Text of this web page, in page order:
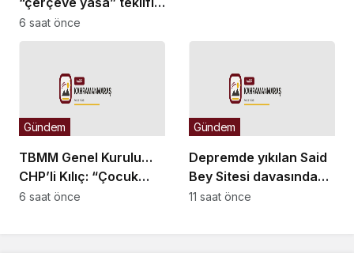
açıklaması: “Her şeyi
çözecek bir yasa değil,
adımı olarak
değerlendirilmeli”
6 saat önce
TBMM Genel Kurulu…
CHP’li Kılıç: “Çocuk
adaletinde başarı kaç
Gündem
6 saat önce
Depremde yıkılan Said
Bey Sitesi davasında
ek bilirkişi raporu: Dava
Gündem
11 saat önce